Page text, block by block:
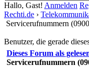
Hallo, Gast! Anmelden
Rechti.de ›
Servicerufnummern
Benutzer, die gerade
Dieses Forum als
Servicerufnummern